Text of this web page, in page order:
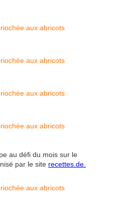
au défi du mois sur le
par le site recettes.de.